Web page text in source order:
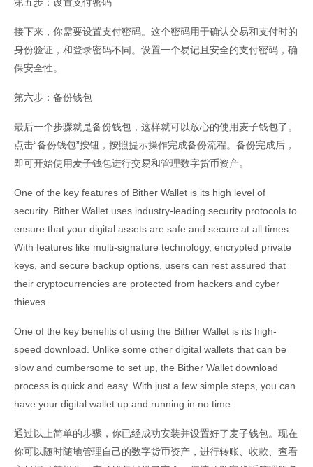
接下来，你需要设置支付密码。这个密码用于确认交易和支付时的
身份验证，和登录密码不同。设置一个易记且安全的支付密码，确
保安全性。
第六步：备份钱包
最后一个步骤就是备份钱包，这样就可以放心的使用麦子钱包了。
点击“备份钱包”按钮，按照提示操作完成备份流程。备份完成后，
即可开始使用麦子钱包进行交易和管理数字货币资产。
One of the key features of Bither Wallet is its high level of
security. Bither Wallet uses industry-leading security protocols to
ensure that your digital assets are safe and secure at all times.
With features like multi-signature technology, encrypted private
keys, and secure backup options, users can rest assured that
their cryptocurrencies are protected from hackers and cyber
thieves.
One of the key benefits of using the Bither Wallet is its high-
speed download. Unlike some other digital wallets that can be
slow and cumbersome to set up, the Bither Wallet download
process is quick and easy. With just a few simple steps, you can
have your digital wallet up and running in no time.
通过以上简单的步骤，你已经成功安装并设置好了麦子钱包。现在
你可以随时随地管理自己的数字货币资产，进行转账、收款、查看